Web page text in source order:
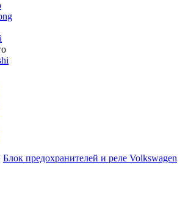
Блок предохранителей и реле Volkswagen